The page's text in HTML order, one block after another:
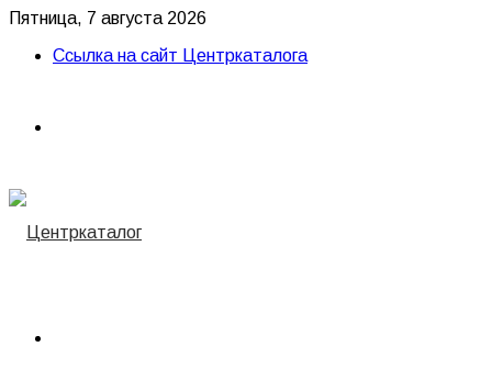
Пятница, 7 августа 2026
Ссылка на сайт Центркаталога